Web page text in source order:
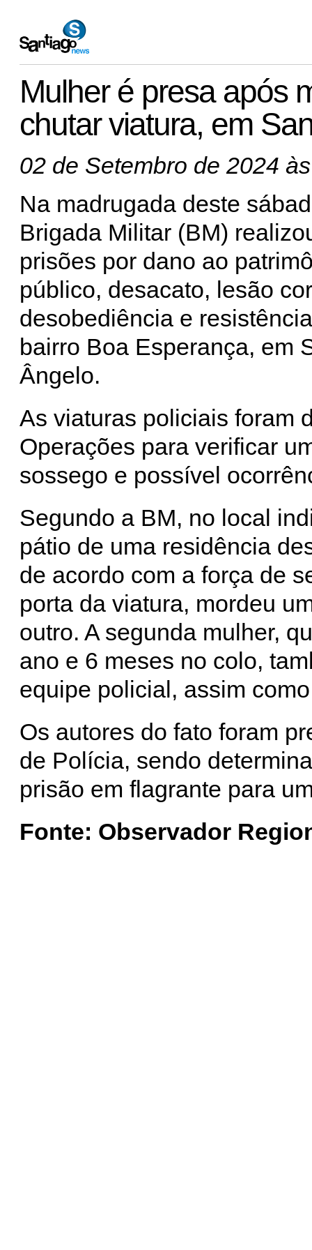
Mulher é presa após
chutar viatura, em
02 de Setembro de 2024
Na madrugada deste
Brigada Militar (BM)
prisões por dano ao
público, desacato, lesão
desobediência e
bairro Boa Esperança, em
Ângelo.
As viaturas policiais foram
Operações para verificar
sossego e possível
Segundo a BM, no local
pátio de uma residência
de acordo com a força de
porta da viatura, mordeu
outro. A segunda mulher,
ano e 6 meses no colo,
equipe policial, assim
Os autores do fato foram
de Polícia, sendo
prisão em flagrante para
Fonte: Observador